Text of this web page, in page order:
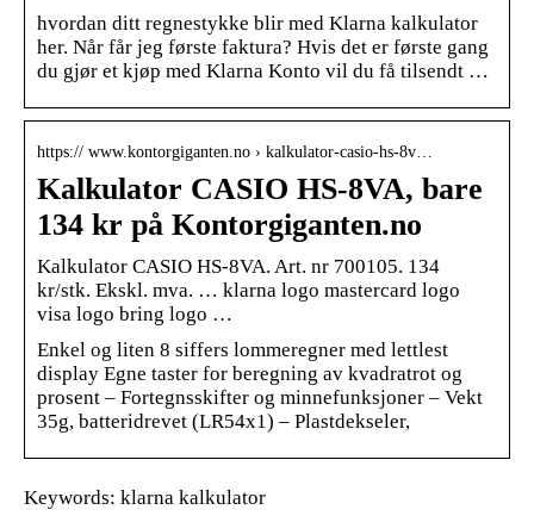
hvordan ditt regnestykke blir med Klarna kalkulator
her. Når får jeg første faktura? Hvis det er første gang
du gjør et kjøp med Klarna Konto vil du få tilsendt …
https:// www.kontorgiganten.no › kalkulator-casio-hs-8v…
Kalkulator CASIO HS-8VA, bare
134 kr på Kontorgiganten.no
Kalkulator CASIO HS-8VA. Art. nr 700105. 134
kr/stk. Ekskl. mva. … klarna logo mastercard logo
visa logo bring logo …
Enkel og liten 8 siffers lommeregner med lettlest
display Egne taster for beregning av kvadratrot og
prosent – Fortegnsskifter og minnefunksjoner – Vekt
35g, batteridrevet (LR54x1) – Plastdekseler,
Keywords: klarna kalkulator